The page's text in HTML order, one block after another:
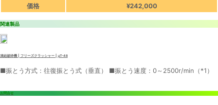
価格
¥242,000
関連製品
凍結破砕機 | フリーズクラッシャー | μT-48
■振とう方式：往復振とう式（垂直） ■振とう速度：0～2500r/min（*1）
お問合せ